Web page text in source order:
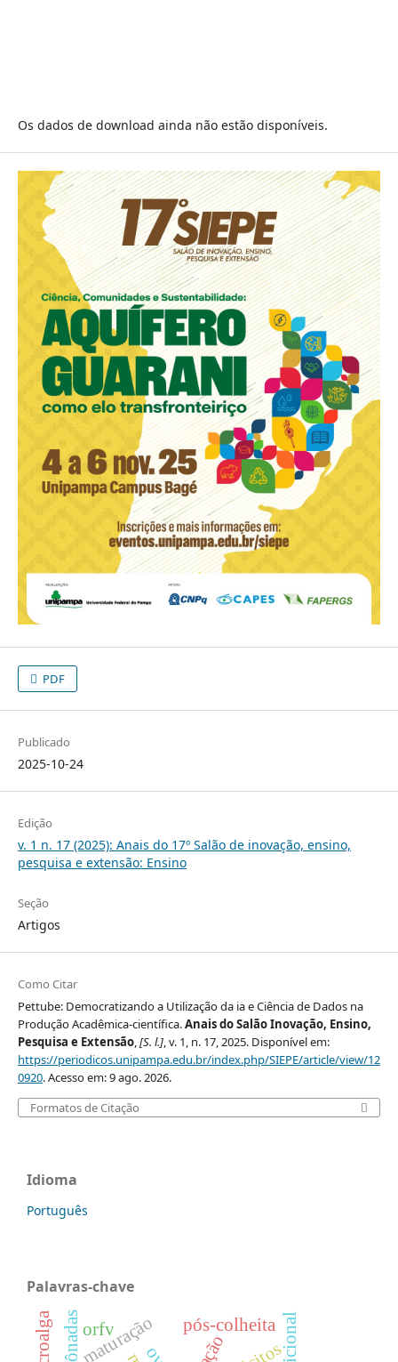
Os dados de download ainda não estão disponíveis.
PDF
Publicado
2025-10-24
Edição
v. 1 n. 17 (2025): Anais do 17º Salão de inovação, ensino,
pesquisa e extensão: Ensino
Seção
Artigos
Como Citar
Pettube: Democratizando a Utilização da ia e Ciência de Dados na
Produção Acadêmica-científica.Anais do Salão Inovação, Ensino,
Pesquisa e Extensão,[S. l.], v. 1, n. 17, 2025. Disponível em:
https://periodicos.unipampa.edu.br/index.php/SIEPE/article/view/12
0920. Acesso em: 9 ago. 2026.
Formatos de Citação
Idioma
Português
Palavras-chave
maturação pós-colheita
gônadas orfv